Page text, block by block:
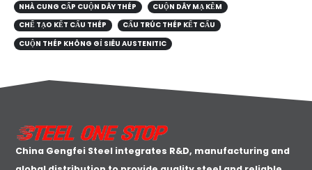
NHÀ CUNG CẤP CUỘN DÂY THÉP
CUỘN DÂY MẠ KẼM
CHẾ TẠO KẾT CẤU THÉP
CẤU TRÚC THÉP KẾT CẤU
CUỘN THÉP KHÔNG GỈ SIÊU AUSTENITIC
China Gengfei Steel integrates R&D, manufacturing and